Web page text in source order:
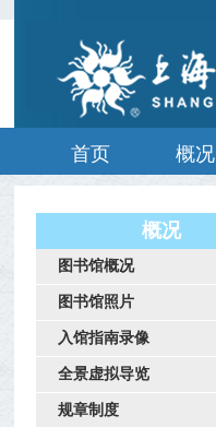
首页 概况
概况
图书馆概况
图书馆照片
入馆指南录像
全景虚拟导览
规章制度